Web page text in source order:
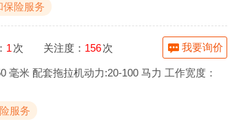
保险服务
1 次 关注度： 156次
米 配套拖拉机动力:20-100 马力 工作宽度：
我要询价
服务